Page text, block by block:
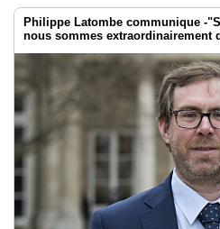
Philippe Latombe communique -
nous sommes extraordinairement